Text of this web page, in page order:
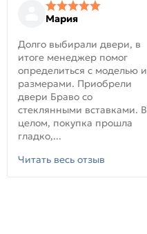
Мария
Долго выбирали двери, в
итоге менеджер помог
определиться с моделью и
размерами. Приобрели
двери Браво со
стеклянными вставками. В
целом, покупка прошла
гладко,...
Читать весь отзыв